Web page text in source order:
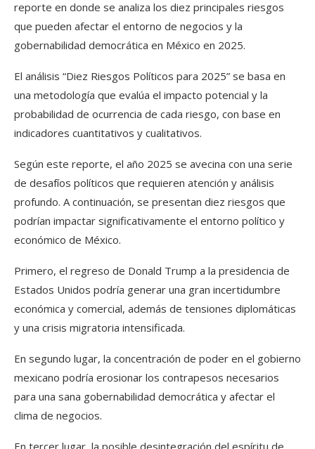
reporte en donde se analiza los diez principales riesgos
que pueden afectar el entorno de negocios y la
gobernabilidad democrática en México en 2025.
El análisis “Diez Riesgos Políticos para 2025” se basa en
una metodología que evalúa el impacto potencial y la
probabilidad de ocurrencia de cada riesgo, con base en
indicadores cuantitativos y cualitativos.
Según este reporte, el año 2025 se avecina con una serie
de desafíos políticos que requieren atención y análisis
profundo. A continuación, se presentan diez riesgos que
podrían impactar significativamente el entorno político y
económico de México.
Primero, el regreso de Donald Trump a la presidencia de
Estados Unidos podría generar una gran incertidumbre
económica y comercial, además de tensiones diplomáticas
y una crisis migratoria intensificada.
En segundo lugar, la concentración de poder en el gobierno
mexicano podría erosionar los contrapesos necesarios
para una sana gobernabilidad democrática y afectar el
clima de negocios.